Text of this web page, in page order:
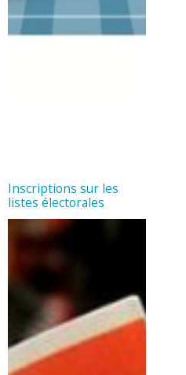
Inscriptions sur les
listes électorales